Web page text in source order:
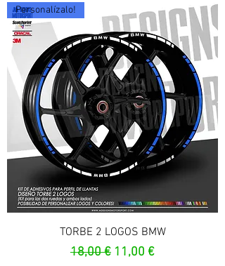
Personalízalo!
TORBE 2 LOGOS BMW
Prix original
18,00 € Prix promotionnel
11,00 €